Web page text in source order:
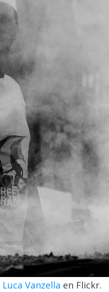
Luca Vanzella en Flickr.